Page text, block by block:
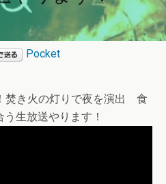
Pocket
焚き火の灯りで夜を演出 食
生放送やります！